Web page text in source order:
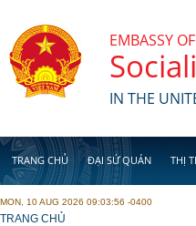
EMBASSY
IN THE
TRANG CHỦ ĐẠI SỨ QUÁN THỊ
MON, 10 AUG 2026 09:03:56 -0400
YOU ARE HERE
TRANG CHỦ